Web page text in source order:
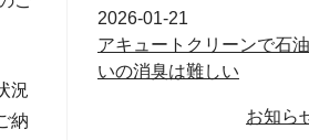
況
納
2026-01-21
アキュートクリーンで石
いの消臭は難しい
お知ら